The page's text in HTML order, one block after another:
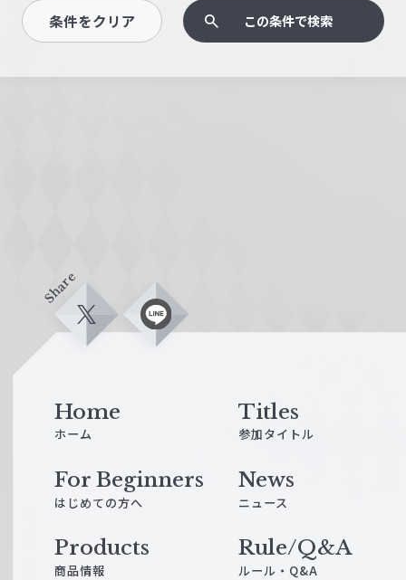
条件をクリア この条件で検索
Share
X L
Home
ホーム
Titles
参加タイトル
For Beginners
はじめての方へ
News
ニュース
Products
商品情報
Rule/Q&A
ルール・Q&A